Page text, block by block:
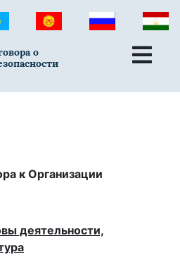
о
к Организации
деятельности,